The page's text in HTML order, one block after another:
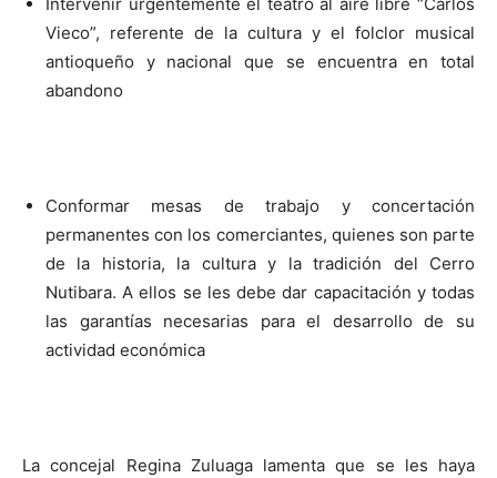
Vieco”, referente de la cultura y el folclor musical
antioqueño y nacional que se encuentra en total
abandono
Conformar mesas de trabajo y concertación
permanentes con los comerciantes, quienes son parte
de la historia, la cultura y la tradición del Cerro
Nutibara. A ellos se les debe dar capacitación y todas
las garantías necesarias para el desarrollo de su
actividad económica
La concejal Regina Zuluaga lamenta que se les haya